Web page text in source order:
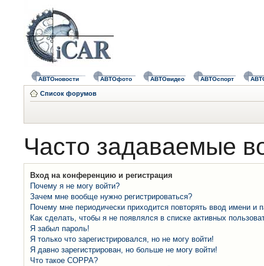
АВТОновости АВТОфото АВТОвидео АВТОспорт
Список форумов
Часто задаваемые
Вход на конференцию и регистрация
Почему я не могу войти?
Зачем мне вообще нужно регистрироваться?
Почему мне периодически приходится повторять ввод имени и
Как сделать, чтобы я не появлялся в списке активных
Я забыл пароль!
Я только что зарегистрировался, но не могу войти!
Я давно зарегистрирован, но больше не могу войти!
Что такое COPPA?